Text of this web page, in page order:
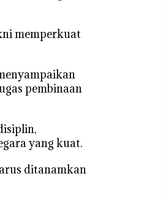
memperkuat
pembinaan
yang kuat.
ditanamkan